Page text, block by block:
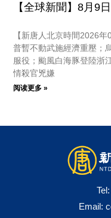
【全球新聞】8月9
【新唐人北京時間2026
普暫不動武施經濟重壓；
服役；颱風白海豚登陸浙
情殺官兇嫌
阅读更多 »
Tel:
Email: